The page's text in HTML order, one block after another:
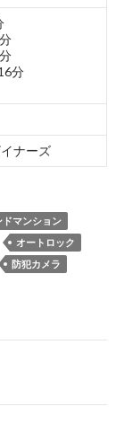
分
ナーズ
ドマンション
オートロック
防犯カメラ